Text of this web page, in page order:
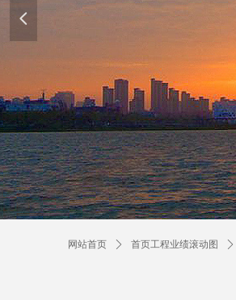
넳
网站首页 ꄲ 首页工程业绩滚动图 ꄲ